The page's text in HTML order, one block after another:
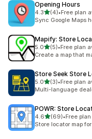
Opening Hours
4.3별 5개 중
(4)
총 리뷰 4개
•Free plan
Sync Google Maps
Mapify: Store
5.0별 5개 중
(5)
총 리뷰 5개
•Free plan
Create a map that
Store Seek Store
5.0별 5개 중
(3)
총 리뷰 3개
•Free plan
Multi-language
POWR: Store
4.6별 5개 중
(69)
총 리뷰 69개
•Free
Store locator map